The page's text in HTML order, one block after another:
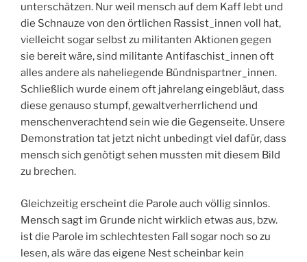
unterschätzen. Nur weil mensch auf dem Kaff lebt und
die Schnauze von den örtlichen Rassist_innen voll hat,
vielleicht sogar selbst zu militanten Aktionen gegen
sie bereit wäre, sind militante Antifaschist_innen oft
alles andere als naheliegende Bündnispartner_innen.
Schließlich wurde einem oft jahrelang eingebläut, dass
diese genauso stumpf, gewaltverherrlichend und
menschenverachtend sein wie die Gegenseite. Unsere
Demonstration tat jetzt nicht unbedingt viel dafür, dass
mensch sich genötigt sehen mussten mit diesem Bild
zu brechen.
Gleichzeitig erscheint die Parole auch völlig sinnlos.
Mensch sagt im Grunde nicht wirklich etwas aus, bzw.
ist die Parole im schlechtesten Fall sogar noch so zu
lesen, als wäre das eigene Nest scheinbar kein